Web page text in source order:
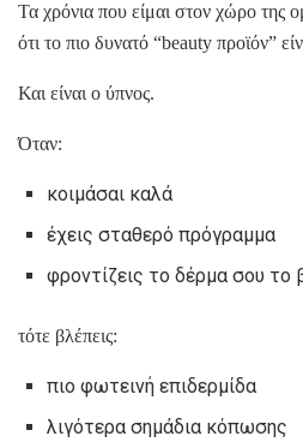
Τα χρόνια που είμαι στον χώρο
ότι το πιο δυνατό “beauty προϊόν”
Και είναι ο ύπνος.
Όταν:
κοιμάσαι καλά
έχεις σταθερό πρόγραμμα
φροντίζεις το δέρμα σου το
τότε βλέπεις:
πιο φωτεινή επιδερμίδα
λιγότερα σημάδια κόπωσης